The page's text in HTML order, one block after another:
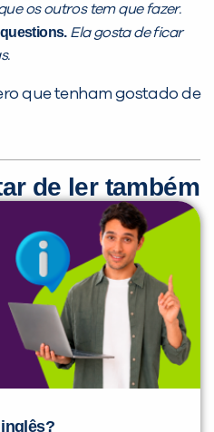
os outros tem que fazer.
Ela gosta de ficar
que tenham gostado de
de ler também